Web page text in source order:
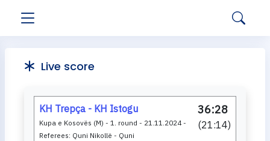
Live score
KH Trepça - KH Istogu
Kupa e Kosovës (M) - 1. round - 21.11.2024 -
Referees: Quni Nikollë - Quni
36:28
(21:14)